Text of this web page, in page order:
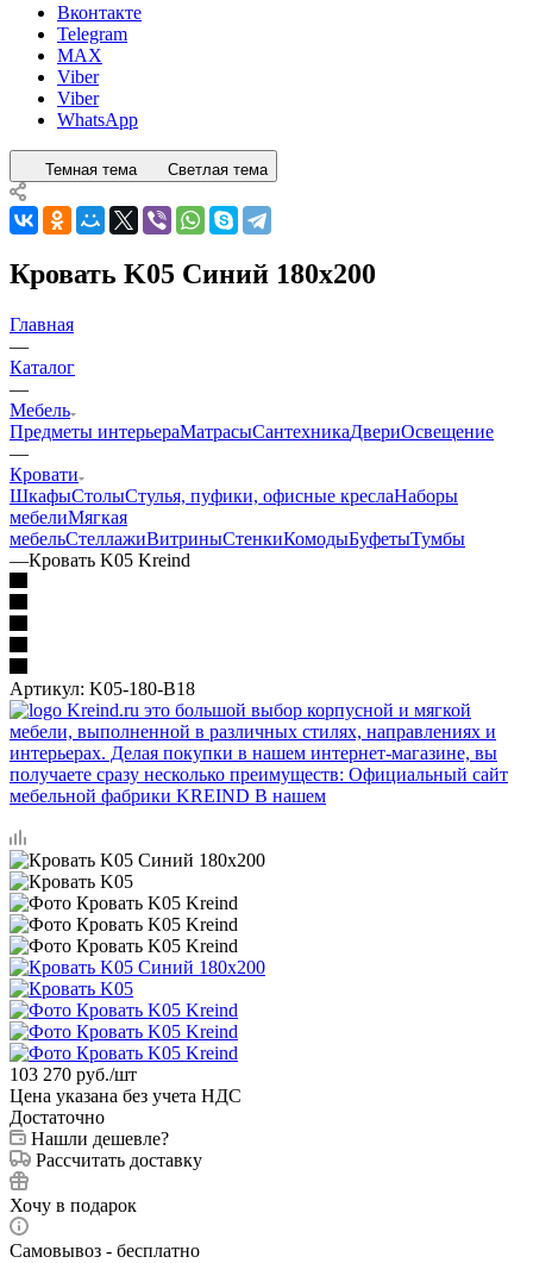
Вконтакте
Telegram
MAX
Viber
Viber
WhatsApp
Темная тема Светлая тема
Кровать K05 Синий 180x200
Главная
—
Каталог
—
Мебель
Предметы интерьераМатрасыСантехникаДвериОсвещение
—
Кровати
ШкафыСтолыСтулья, пуфики, офисные креслаНаборы
мебелиМягкая
мебельСтеллажиВитриныСтенкиКомодыБуфетыТумбы
—Кровать K05 Kreind
Артикул: K05-180-B18
103 270 руб./шт
Цена указана без учета НДС
Достаточно
Нашли дешевле?
Рассчитать доставку
Хочу в подарок
Самовывоз - бесплатно